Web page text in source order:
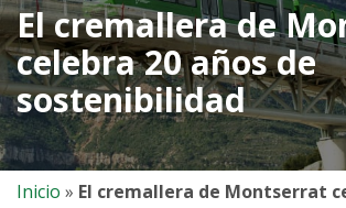
El cremallera de
celebra 20 años de
sostenibilidad
Inicio » El cremallera de Montserrat